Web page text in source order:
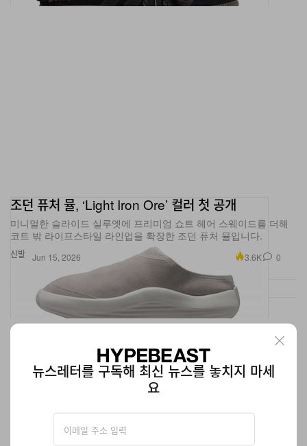
신발
조던 퓨처 뮬, ‘Light Iron Ore’ 컬러 첫 공개
미니멀한 슬라이드 실루엣에 프리미엄 쇼트 헤어 스웨이드를 더해
코트 밖 라이프스타일 라인업을 확장한 조던 퓨처 뮬입니다.
Jun 15, 2026 3.6K 0
뉴스레터를 구독해 최신 뉴스를 놓치지 마세
요